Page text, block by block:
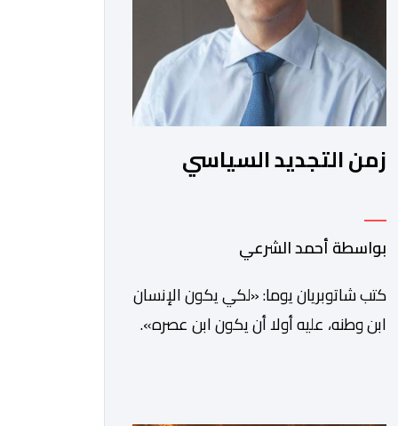
زمن التجديد السياسي
بواسطة أحمد الشرعي
كتب شاتوبريان يوما: «لكي يكون الإنسان
ابن وطنه، عليه أولا أن يكون ابن عصره».